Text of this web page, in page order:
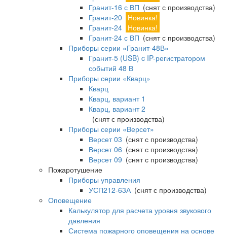
Гранит-16 с ВП (снят с производства)
Гранит-20
Новинка!
Гранит-24 Новинка!
Гранит-24 с ВП (снят с производства)
Приборы серии «Гранит-48В»
Гранит-5 (USB) c IP-регистратором
событий 48 В
Приборы серии «Кварц»
Кварц
Кварц, вариант 1
Кварц, вариант 2
(снят с производства)
Приборы серии «Версет»
Версет 03 (снят с производства)
Версет 06 (снят с производства)
Версет 09 (снят с производства)
Пожаротушение
Приборы управления
УСП212-63А(снят с производства)
Оповещение
Калькулятор для расчета уровня звукового
давления
Система пожарного оповещения на основе